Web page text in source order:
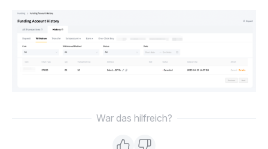
War das hilfreich?